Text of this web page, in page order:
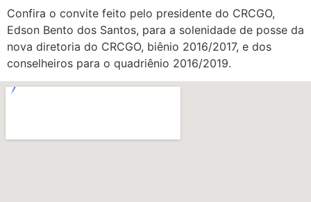
Confira o convite feito pelo presidente do CRCGO,
Edson Bento dos Santos, para a solenidade de posse da
nova diretoria do CRCGO, biênio 2016/2017, e dos
conselheiros para o quadriênio 2016/2019.